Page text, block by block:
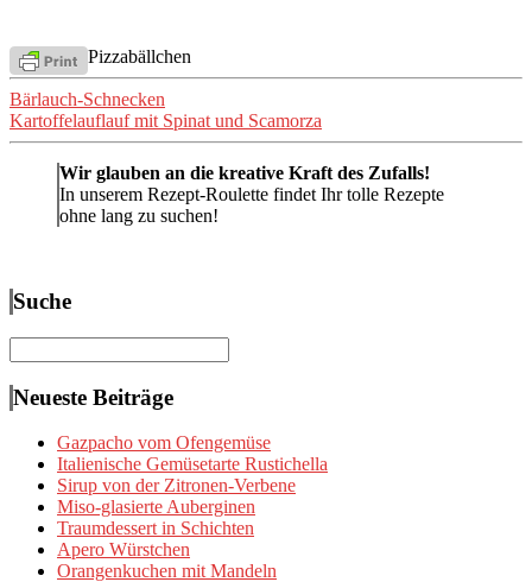
Pizzabällchen
Beitragsnavigation
Bärlauch-Schnecken
Kartoffelauflauf mit Spinat und Scamorza
Wir glauben an die kreative Kraft des Zufalls!
In unserem Rezept-Roulette findet Ihr tolle Rezepte
ohne lang zu suchen!
Suche
nach:
Neueste Beiträge
Gazpacho vom Ofengemüse
Italienische Gemüsetarte Rustichella
Sirup von der Zitronen-Verbene
Miso-glasierte Auberginen
Traumdessert in Schichten
Apero Würstchen
Orangenkuchen mit Mandeln